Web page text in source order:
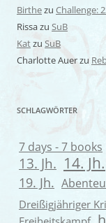
Birthezu Challenge:
Rissazu SuB
Katzu SuB
Charlotte Auerzu
SCHLAGWÖRTER
7 days - 7 books
13. Jh. 14. Jh.
19. Jh.
Dreißigjähriger